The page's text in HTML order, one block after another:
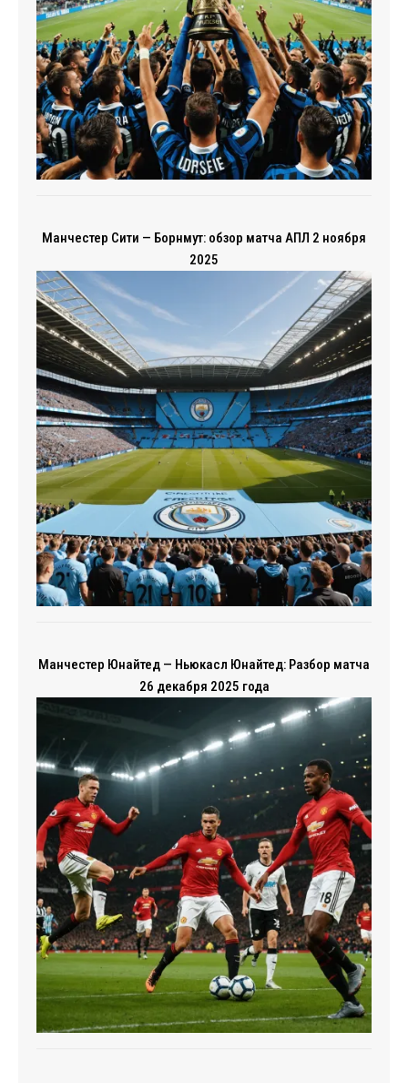
Манчестер Сити — Борнмут: обзор матча АПЛ 2 ноября
2025
Манчестер Юнайтед — Ньюкасл Юнайтед: Разбор матча
26 декабря 2025 года